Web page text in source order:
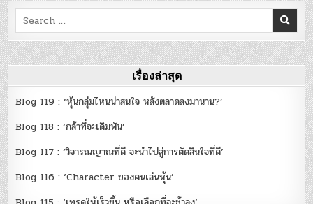
Search
for:
เรื่องล่าสุด
Blog 119 : ‘หุ้นกลุ่มไหนน่าสนใจ หลังตลาดลงมานาน?’
Blog 118 : ‘กล้าที่จะเดิมพัน’
Blog 117 : ‘วิจารณญาณที่ดี จะนำไปสู่การตัดสินใจที่ดี’
Blog 116 : ‘Character ของคนเล่นหุ้น’